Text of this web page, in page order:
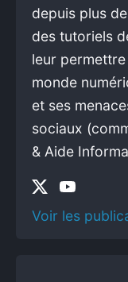
depuis plus
des tutoriels
leur
monde
et ses
sociaux
& Aide
Voir les